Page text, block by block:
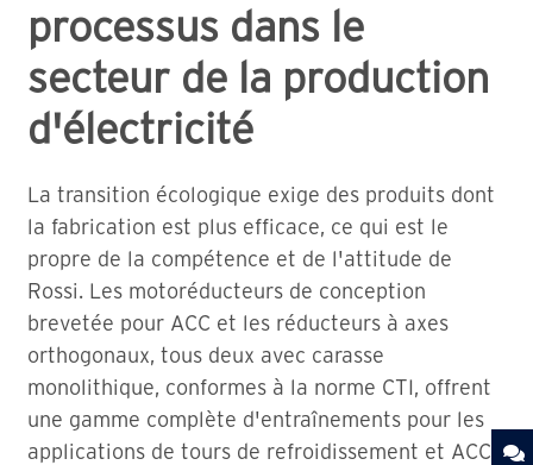
processus dans le
secteur de la production
d'électricité
La transition écologique exige des produits dont
la fabrication est plus efficace, ce qui est le
propre de la compétence et de l'attitude de
Rossi. Les motoréducteurs de conception
brevetée pour ACC et les réducteurs à axes
orthogonaux, tous deux avec carasse
monolithique, conformes à la norme CTI, offrent
une gamme complète d'entraînements pour les
applications de tours de refroidissement et ACC.